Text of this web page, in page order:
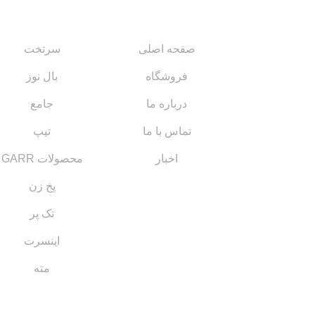
صفحه اصلی
فروشگاه
درباره ما
تماس با ما
اخبار
سرتخت
بال نوز
جامع
تیپ
محصولات GARR
پخ زن
تک پر
اینسرت
مته